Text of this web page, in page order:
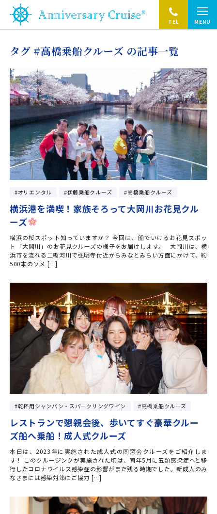
TEL MENU
タグ #高橋乗船クルーズ の記事一覧
オリエンタル 伊藤乗船クルーズ 高橋乗船クルーズ
横浜港を満喫！家族そろって大岡川お花見クル
ーズ
横浜の桜スポット知っていますか？ 今回は、船でいけるお花見スポッ
ト「大岡川」のお花見クルーズの様子をお届けします。 大岡川は、横
浜市を流れる二級河川で弘明寺付近からみなとみらい方面にかけて、約
500本のソメ […]
乾杯用シャンパン・スパークリングワイン 高橋乗船クルーズ
レストランで懇親会後、歩いてすぐ豪華クルー
ズ船へ乗船！成人式クルーズ
本日は、2023年に実施された成人式の同窓会クルーズをご紹介しま
す！ このクルージングが実施された頃は、同年5月に五類感染症へと移
行したコロナウイルス感染症の影響がまだ残る時期でした。新成人のみ
なさまには感染対策にご協力 […]